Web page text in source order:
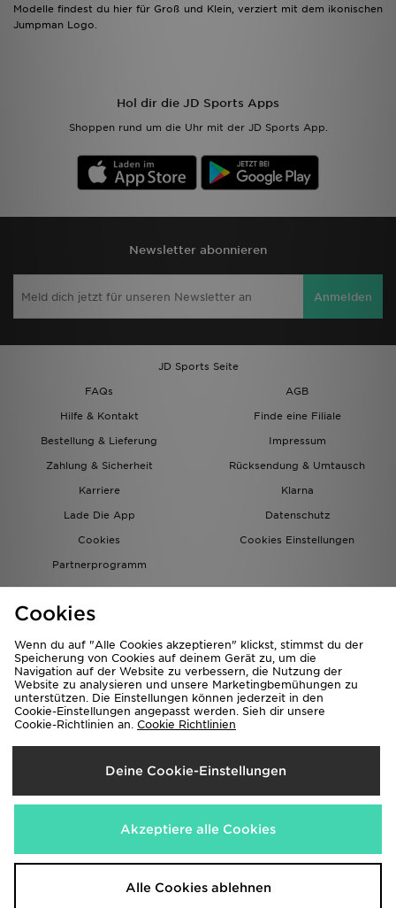
Modelle findest du hier für Groß und Klein, verziert mit dem ikonischen
Jumpman Logo.
Hol dir die JD Sports Apps
Shoppen rund um die Uhr mit der JD Sports App.
Newsletter abonnieren
Anmelden
JD Sports Seite
FAQs
AGB
Hilfe & Kontakt
Finde eine Filiale
Bestellung & Lieferung
Impressum
Zahlung & Sicherheit
Rücksendung & Umtausch
Karriere
Klarna
Lade Die App
Datenschutz
Cookies
Cookies Einstellungen
Partnerprogramm
Lieferung Nach
Österreich
Cookies
Wenn du auf "Alle Cookies akzeptieren" klickst, stimmst du der
Speicherung von Cookies auf deinem Gerät zu, um die
Navigation auf der Website zu verbessern, die Nutzung der
Website zu analysieren und unsere Marketingbemühungen zu
unterstützen. Die Einstellungen können jederzeit in den
Cookie-Einstellungen angepasst werden. Sieh dir unsere
Cookie-Richtlinien an. Cookie Richtlinien
Deine Cookie-Einstellungen
Akzeptiere alle Cookies
Alle Cookies ablehnen